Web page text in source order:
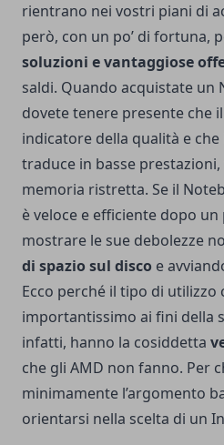
rientrano nei vostri piani di
però, con un po’ di fortuna,
soluzioni e vantaggiose
saldi. Quando acquistate un
dovete tenere presente che
indicatore della qualità e che
traduce in basse
memoria ristretta. Se il
è veloce e efficiente dopo un
mostrare le sue debolezze
di spazio sul disco e
Ecco perché il tipo di
importantissimo ai fini della
infatti, hanno la cosiddetta
che gli AMD non fanno. Per
minimamente l’argomento
orientarsi nella scelta di un